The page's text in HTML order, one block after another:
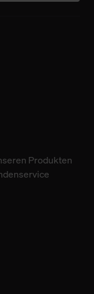
Produkten